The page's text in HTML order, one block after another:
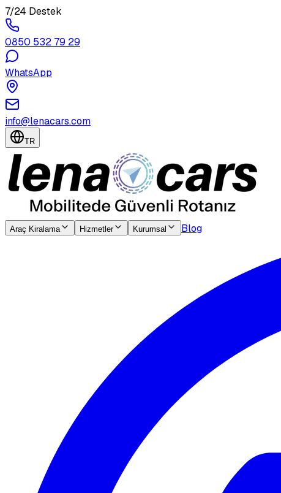
7/24 Destek
0850 532 79 29
WhatsApp
info@lenacars.com
TR
Araç Kiralama Hizmetler Kurumsal Blog